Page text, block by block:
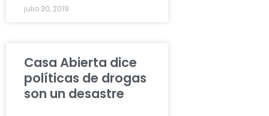
julio 30, 2019
Casa Abierta dice
políticas de drogas
son un desastre